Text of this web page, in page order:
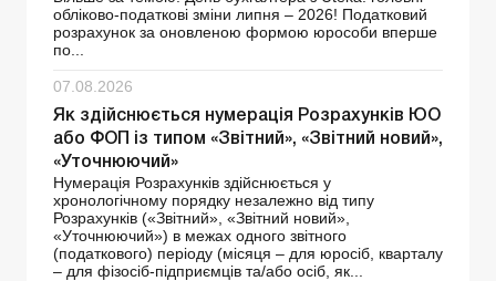
обліково-податкові зміни липня – 2026! Податковий
розрахунок за оновленою формою юрособи вперше
по...
07.08.2026
Як здійснюється нумерація Розрахунків ЮО
або ФОП із типом «Звітний», «Звітний новий»,
«Уточнюючий»
Нумерація Розрахунків здійснюється у
хронологічному порядку незалежно від типу
Розрахунків («Звітний», «Звітний новий»,
«Уточнюючий») в межах одного звітного
(податкового) періоду (місяця – для юросіб, кварталу
– для фізосіб-підприємців та/або осіб, як...